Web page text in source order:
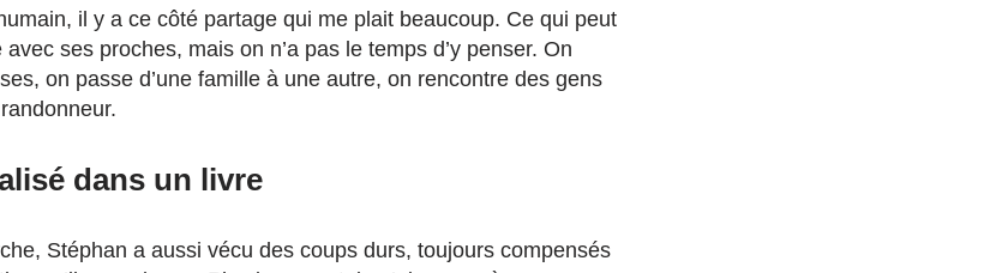
il y a ce côté partage qui me plait beaucoup. Ce qui peut
avec ses proches, mais on n’a pas le temps d’y penser. On
on passe d’une famille à une autre, on rencontre des gens
dans un livre
Stéphan a aussi vécu des coups durs, toujours compensés